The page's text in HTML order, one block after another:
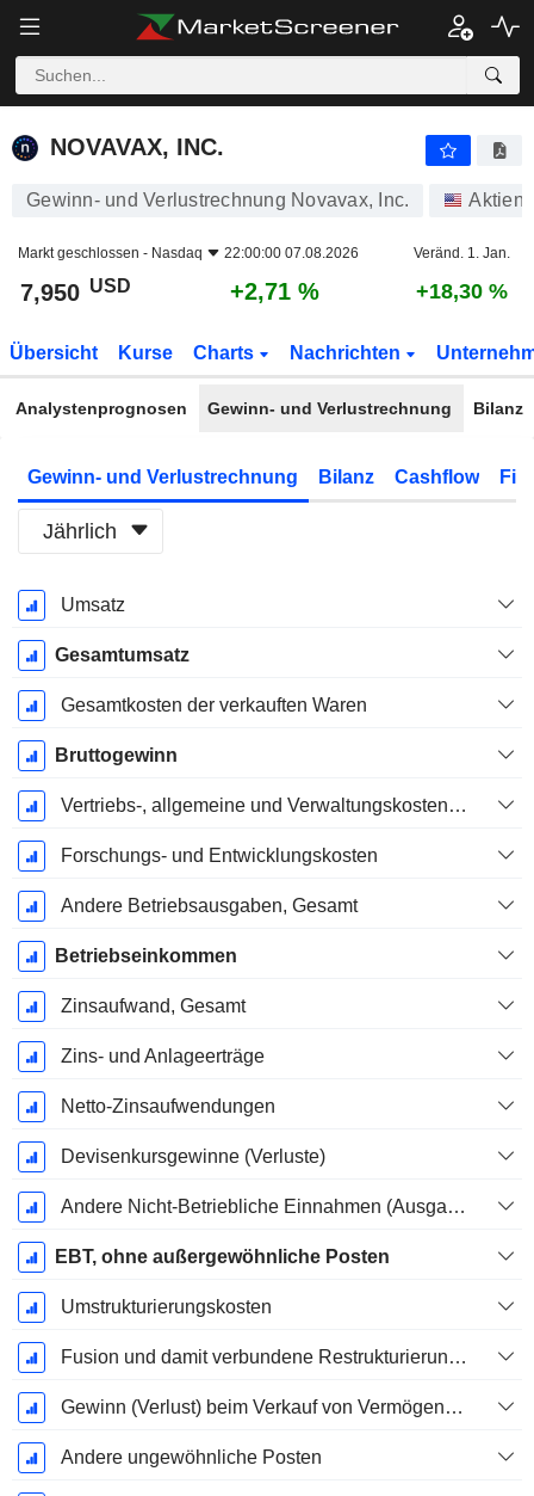
NOVAVAX, INC.
NOVAVAX, INC.
Gewinn- und Verlustrechnung Novavax, Inc. Aktien
Markt geschlossen - Nasdaq 22:00:00 07.08.2026 Veränd. 1. Jan.
7,950 USD +2,71 % +18,30 %
Übersicht Kurse Charts Nachrichten
Analystenprognosen Gewinn- und Verlustrechnung Bilanz
Gewinn- und Verlustrechnung Bilanz Cashflow
Jährlich
Ende d.
Geschäftsjahres:
Dezember
Umsatz
Gesamtumsatz
Gesamtkosten der verkauften Waren
Bruttogewinn
Vertriebs-, allgemeine und Verwaltungskosten, Gesamt
Forschungs- und Entwicklungskosten
Andere Betriebsausgaben, Gesamt
Betriebseinkommen
Zinsaufwand, Gesamt
Zins- und Anlageerträge
Netto-Zinsaufwendungen
Devisenkursgewinne (Verluste)
Andere Nicht-Betriebliche Einnahmen (Ausgaben)
EBT, ohne außergewöhnliche Posten
Umstrukturierungskosten
Fusion und damit verbundene Restrukturierungskosten
Gewinn (Verlust) beim Verkauf von Vermögenswerten
Andere ungewöhnliche Posten